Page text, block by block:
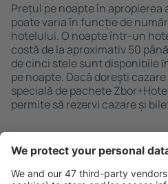
Prețul pe noapte în
poate varia în funcție de
hotelului. O noapte într-un
costă de la aproximativ 50
de cinci stele sunt disponibile
pe noapte. Dacă doreşti
specială de pachete
permite să rezervi cazare și
Caută rapid şi uşor